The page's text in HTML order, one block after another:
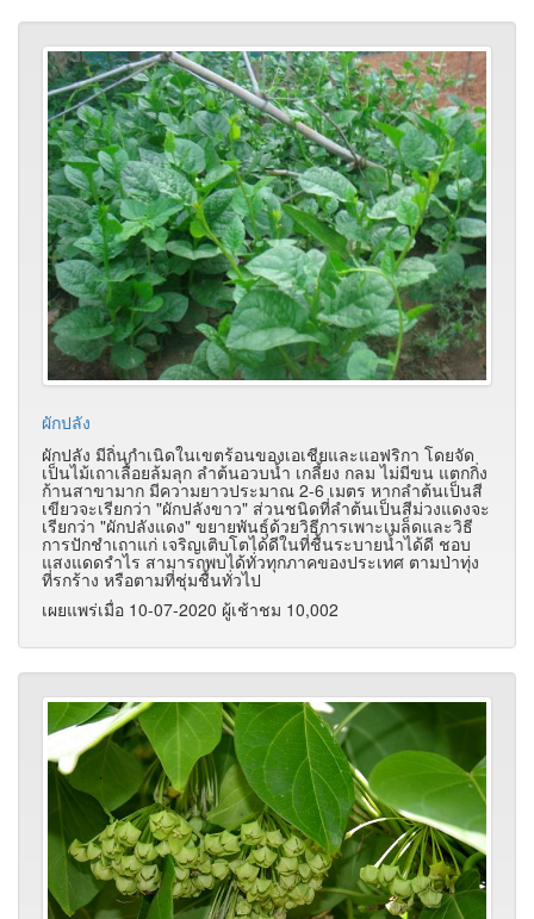
ผักปลัง
ผักปลัง มีถิ่นกำเนิดในเขตร้อนของเอเชียและแอฟริกา โดยจัด
เป็นไม้เถาเลื้อยล้มลุก ลำต้นอวบน้ำ เกลี้ยง กลม ไม่มีขน แตกกิ่ง
ก้านสาขามาก มีความยาวประมาณ 2-6 เมตร หากลำต้นเป็นสี
เขียวจะเรียกว่า "ผักปลังขาว" ส่วนชนิดที่ลำต้นเป็นสีม่วงแดงจะ
เรียกว่า "ผักปลังแดง" ขยายพันธุ์ด้วยวิธีการเพาะเมล็ดและวิธี
การปักชำเถาแก่ เจริญเติบโตได้ดีในที่ชื้นระบายน้ำได้ดี ชอบ
แสงแดดรำไร สามารถพบได้ทั่วทุกภาคของประเทศ ตามป่าทุ่ง
ที่รกร้าง หรือตามที่ชุ่มชื้นทั่วไป
เผยแพร่เมื่อ 10-07-2020 ผู้เช้าชม 10,002